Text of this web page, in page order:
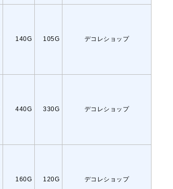
140G 105G デコレショップ
440G 330G デコレショップ
160G 120G デコレショップ